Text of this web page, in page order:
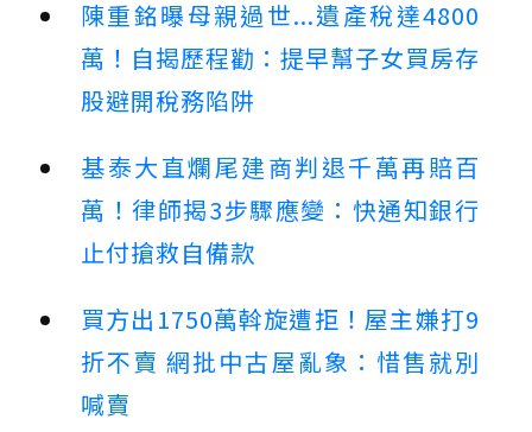
陳重銘曝母親過世...遺產稅達4800
萬！自揭歷程勸：提早幫子女買房存
股避開稅務陷阱
基泰大直爛尾建商判退千萬再賠百
萬！律師揭3步驟應變：快通知銀行
止付搶救自備款
買方出1750萬斡旋遭拒！屋主嫌打9
折不賣 網批中古屋亂象：惜售就別
喊賣